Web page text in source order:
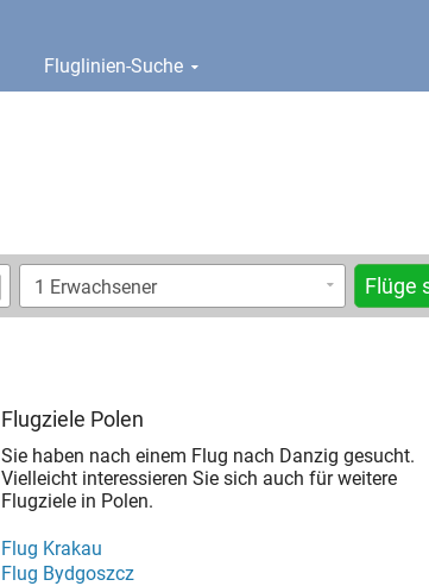
Fluglinien-Suche
Flüge
Flugziele Polen
Sie haben nach einem Flug nach Danzig gesucht.
Vielleicht interessieren Sie sich auch für weitere
Flugziele in Polen.
Flug Krakau
Flug Bydgoszcz